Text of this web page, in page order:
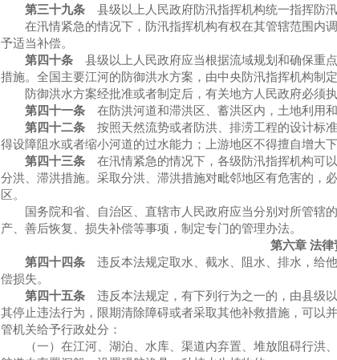
第三十九条 县级以上人民政府防汛指挥机构统一指挥防汛
在汛情紧急的情况下，防汛指挥机构有权在其管辖范围内
予适当补偿。
第四十条 县级以上人民政府应当根据流域规划和确保重
措施。全国主要江河的防御洪水方案，由中央防汛指挥机构制定
防御洪水方案经批准或者制定后，有关地方人民政府必须执
第四十一条 在防洪河道和滞洪区、蓄洪区内，土地利用
第四十二条 按照天然流势或者防洪、排涝工程的设计标
得设障阻水或者缩小河道的过水能力；上游地区不得擅自增大下
第四十三条 在汛情紧急的情况下，各级防汛指挥机构可
分洪、滞洪措施。采取分洪、滞洪措施对毗邻地区有危害的，
区。
国务院和省、自治区、直辖市人民政府应当分别对所管辖
产、善后恢复、损失补偿等事项，制定专门的管理办法。
第六章 法律
第四十四条 违反本法规定取水、截水、阻水、排水，给
偿损失。
第四十五条 违反本法规定，有下列行为之一的，由县级
其停止违法行为，限期清除障碍或者采取其他补救措施，可以
管机关给予行政处分：
（一）在江河、湖泊、水库、渠道内弃置、堆放阻碍行洪